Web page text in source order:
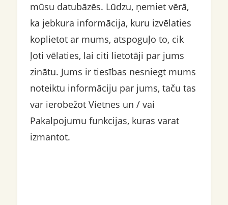
mūsu datubāzēs. Lūdzu, ņemiet vērā,
ka jebkura informācija, kuru izvēlaties
koplietot ar mums, atspoguļo to, cik
ļoti vēlaties, lai citi lietotāji par jums
zinātu. Jums ir tiesības nesniegt mums
noteiktu informāciju par jums, taču tas
var ierobežot Vietnes un / vai
Pakalpojumu funkcijas, kuras varat
izmantot.